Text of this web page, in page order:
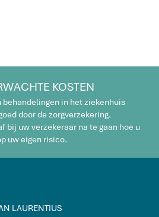
KOSTEN
in het ziekenhuis
door de zorgverzekering.
bij uw verzekeraar na te gaan hoe u
uw eigen risico.
LAURENTIUS